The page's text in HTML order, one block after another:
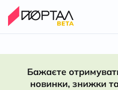
Бажаєте
новинки, знижки